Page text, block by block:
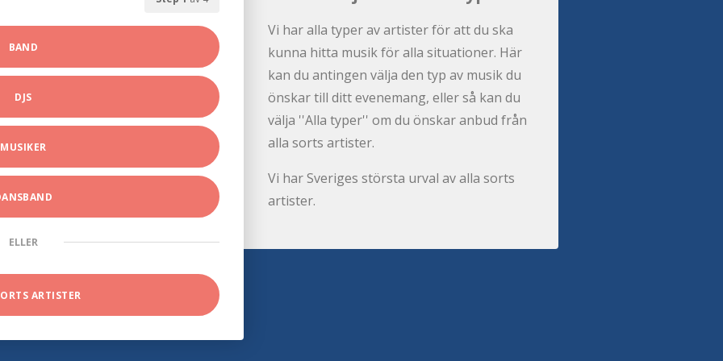
BAND
DJS
MUSIKER
ELLER
ARTISTER
Vi har alla typer av artister för att du ska
kunna hitta musik för alla situationer. Här
kan du antingen välja den typ av musik du
önskar till ditt evenemang, eller så kan du
välja ''Alla typer'' om du önskar anbud från
alla sorts artister.
Vi har Sveriges största urval av alla sorts
artister.